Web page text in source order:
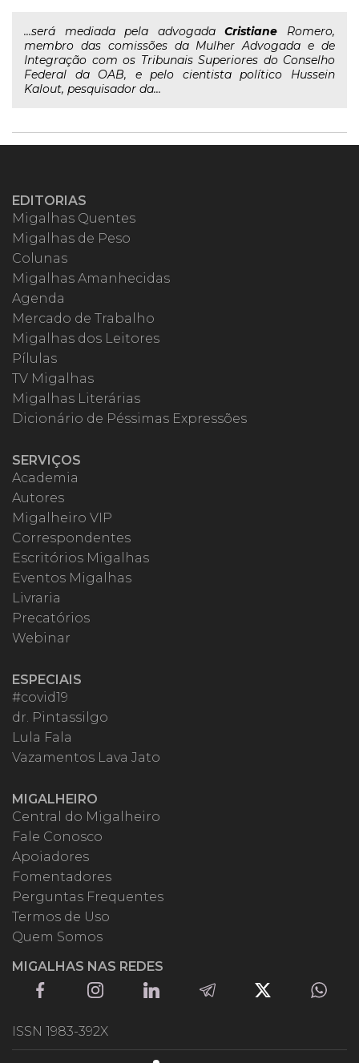
...será mediada pela advogadaCristiane Romero,
membro das comissões da Mulher Advogada e de
Integração com os Tribunais Superiores do Conselho
Federal da OAB, e pelo cientista político Hussein
Kalout, pesquisador da...
EDITORIAS
Migalhas Quentes
Migalhas de Peso
Colunas
Migalhas Amanhecidas
Agenda
Mercado de Trabalho
Migalhas dos Leitores
Pílulas
TV Migalhas
Migalhas Literárias
Dicionário de Péssimas Expressões
SERVIÇOS
Academia
Autores
Migalheiro VIP
Correspondentes
Escritórios Migalhas
Eventos Migalhas
Livraria
Precatórios
Webinar
ESPECIAIS
#covid19
dr. Pintassilgo
Lula Fala
Vazamentos Lava Jato
MIGALHEIRO
Central do Migalheiro
Fale Conosco
Apoiadores
Fomentadores
Perguntas Frequentes
Termos de Uso
Quem Somos
MIGALHAS NAS REDES
ISSN 1983-392X